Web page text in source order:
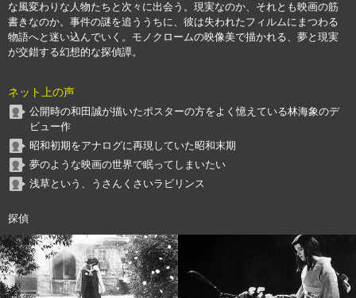
な風変わりな人物たちと次々に出会う。現実なのか、それとも映画の筋
書きなのか。事件の謎を追ううちに、彼は失われたフィルムにまつわる
物語へと迷い込んでいく。モノクロームの映像美で描かれる、夢と現実
が交錯する幻想的な探偵譚。
ネット上の声
公開時の和田誠が描いたポスターの方をよく憶えている林海象のデ
ビュー作
昭和初期をアナログに再現していた昭和末期
夢のような映画の世界で眠ってしまいたい
浅草という、うさんくさいラビリンス
探偵